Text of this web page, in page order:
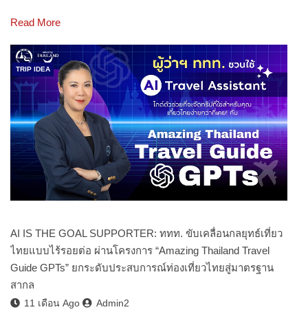
Read More
TRIP IDEA
AI IS THE GOAL SUPPORTER: ททท. ขับเคลื่อนกลยุทธ์เที่ยว
ไทยแบบไร้รอยต่อ ผ่านโครงการ “Amazing Thailand Travel
Guide GPTs” ยกระดับประสบการณ์ท่องเที่ยวไทยสู่มาตรฐาน
สากล
11 เดือน Ago
Admin2